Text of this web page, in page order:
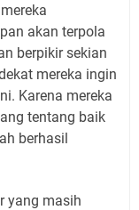
akan terpola
berpikir sekian
mereka ingin
Karena mereka
tentang baik
berhasil
yang masih